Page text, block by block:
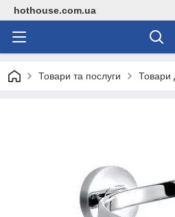
hothouse.com.ua
Товари та послуги Товари